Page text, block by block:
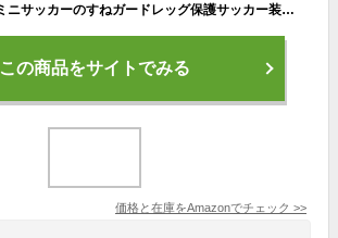
Tachiuwa 2ピースミニサッカーのすねガードレッグ保護サッカー装備屋外トレーニング, ゴールドxs 8cmx5cm
この商品をサイトでみる
価格と在庫をAmazonでチェック >>